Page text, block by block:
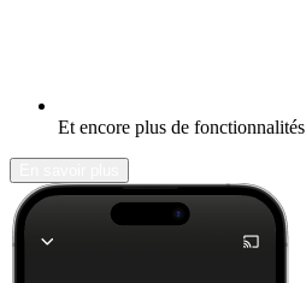
Et encore plus de fonctionnalités